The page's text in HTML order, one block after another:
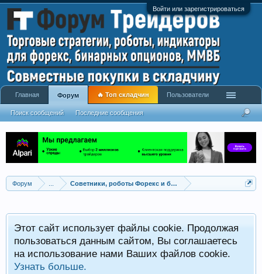
Войти или зарегистрироваться
Форум Советники, роботы Форекс и бинарных опционов
Этот сайт использует файлы cookie. Продолжая
пользоваться данным сайтом, Вы соглашаетесь
на использование нами Ваших файлов cookie.
Узнать больше.
Главная Форум
Поиск сообщений Последние сообщения
🔥 Топ складчин Пользователи